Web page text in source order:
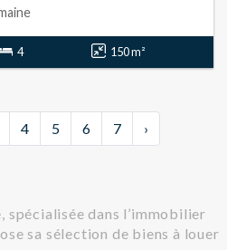
4 150 m²
4 5 6 7 ›
dans l’immobilier
sa sélection de biens à louer